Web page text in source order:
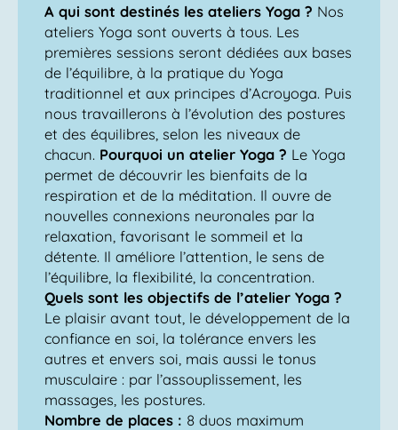
A qui sont destinés les ateliers Yoga ? Nos
ateliers Yoga sont ouverts à tous. Les
premières sessions seront dédiées aux bases
de l’équilibre, à la pratique du Yoga
traditionnel et aux principes d’Acroyoga. Puis
nous travaillerons à l’évolution des postures
et des équilibres, selon les niveaux de
chacun. Pourquoi un atelier Yoga ? Le Yoga
permet de découvrir les bienfaits de la
respiration et de la méditation. Il ouvre de
nouvelles connexions neuronales par la
relaxation, favorisant le sommeil et la
détente. Il améliore l’attention, le sens de
l’équilibre, la flexibilité, la concentration.
Quels sont les objectifs de l’atelier Yoga ?
Le plaisir avant tout, le développement de la
confiance en soi, la tolérance envers les
autres et envers soi, mais aussi le tonus
musculaire : par l’assouplissement, les
massages, les postures.
Nombre de places : 8 duos maximum